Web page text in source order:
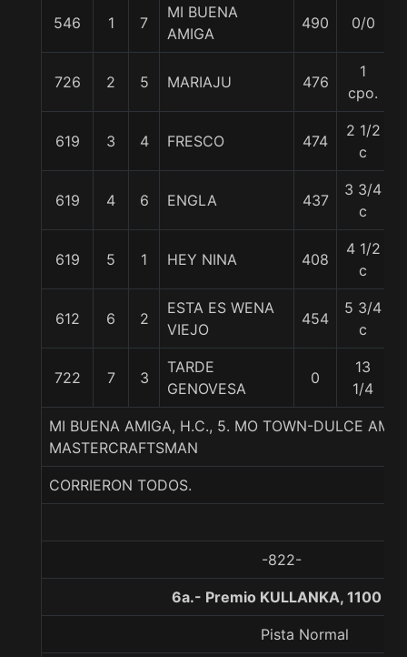
546 1 7
MI BUENA
AMIGA
490 0/0
726 2 5 MARIAJU 476
1
cpo.
619 3 4 FRESCO 474
2 1/2
c
619 4 6 ENGLA 437
3 3/4
c
619 5 1 HEY NINA 408
4 1/2
c
612 6 2
ESTA ES WENA
VIEJO
454
5 3/4
c
722 7 3
TARDE
GENOVESA
0
13
1/4
MI BUENA AMIGA, H.C., 5. MO TOWN-DULCE
MASTERCRAFTSMAN
CORRIERON TODOS.
-822-
6a.- Premio KULLANKA, 1100
Pista Normal